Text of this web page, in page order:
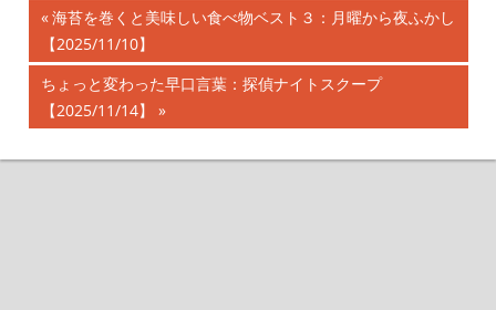
投
稿
ナ
ビ
前
の
記
事:
海苔を巻くと美味しい食べ物ベスト３：月曜から夜ふかし
【2025/11/10】
次
の
事:
ちょっと変わった早口言葉：探偵ナイトスクープ
【2025/11/14】